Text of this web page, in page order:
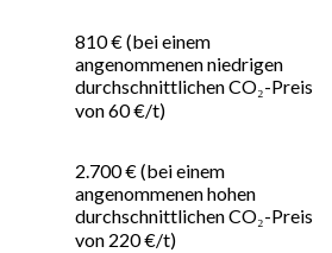
810 € (bei einem
angenommenen niedrigen
durchschnittlichen CO₂-Preis
von 60 €/t)
2.700 € (bei einem
angenommenen hohen
durchschnittlichen CO₂-Preis
von 220 €/t)